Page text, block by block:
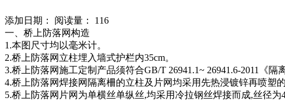
添加日期： 阅读量： 116
一、桥上防落网构造
1.本图尺寸均以毫米计。
2.桥上防落网立柱埋入墙式护栏内35cm。
3.桥上防落网施工定制产品须符合GB/T 26941.1~ 26941.6-2011《隔
4.桥上防落网焊接网隔离柵的立柱及片网均采用先热浸镀锌再喷塑
5.桥上防落网片网为单横丝单纵丝,均采用冷拉钢丝焊接而成,丝径为